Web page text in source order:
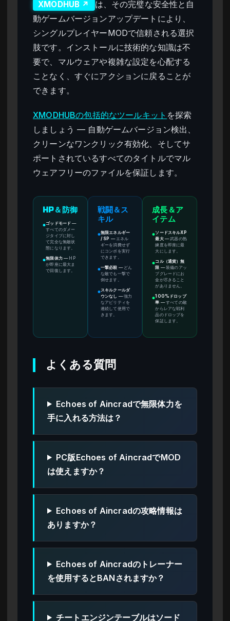
XMODHUB ↗
は、その完璧な安全性と自
動ゲームバージョンアップデートにより、
シングルプレイヤーMODで信頼される選択
肢です。インストールに技術的な知識は不
要で、マルウェアや複雑な設定を心配する
ことなく、すぐにアクションに戻ることが
できます。
XMODHUBの包括的なツールキット を探索
しましょう — 自動ゲームバージョン検出、
クリーンなワンクリック有効化、そしてサ
ポートされているすべてのタイトルでマル
ウェアフリーのファイルを保証します。
HP＆防御
●ゴッドモード —
すべてのダメー
ジタイプに対し
て完全な無敵状
態になります。
●無限体力— HP
が即座に最大ま
で回復します。
戦闘＆ス
キル
●無限エネルギー
/ SP — エネル
ギーを消費せず
にコンボを実行
できます。
●一撃必殺 — どん
な敵でも一撃で
倒せます。
●スキルクールダ
ウンなし —強力
なアビリティを
連続して使用で
きます。
成長＆ア
イテム
●ソードスキルXP
最大—武器の熟
練度を即座に最
大にします。
●コル（通貨）無
限 —装備のアッ
プグレードにお
金が尽きること
がありません。
●100%ドロップ
率 —すべての敵
からレアな戦利
品のドロップを
保証します。
よくある質問
Echoes of Aincradで無限体力を
手に入れる方法は？
PC版Echoes of AincradでMOD
は使えますか？
Echoes of Aincradの攻略情報は
ありますか？
Echoes of Aincradのトレーナー
を使用するとBANされますか？
チートエンジンテーブルはソード